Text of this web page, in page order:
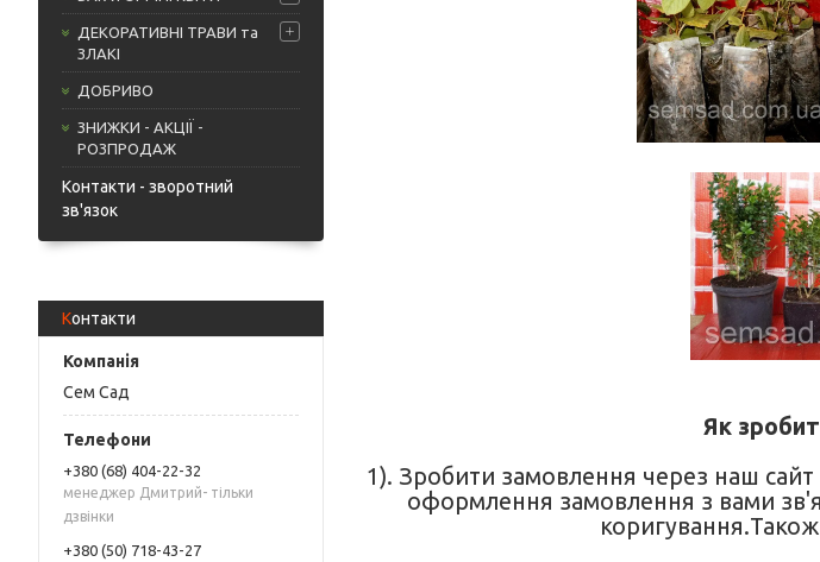
ДЕКОРАТИВНІ ТРАВИ та
ЗЛАКІ
ДОБРИВО
ЗНИЖКИ - АКЦІЇ -
РОЗПРОДАЖ
Контакти - зворотний
зв'язок
Контакти
Сем Сад
+380 (68) 404-22-32
менеджер Дмитрий- тільки
дзвінки
+380 (50) 718-43-27
Як
1). Зробити замовлення через наш
оформлення замовлення з вами